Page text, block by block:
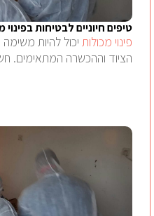
טיפים חיוניים לבטיחות
פינוי מכולות יכול להיות
הציוד וההכשרה המתאימים.